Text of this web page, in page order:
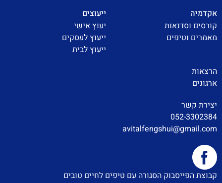
אקדמיה
קורסים וסדנאות
מאמרים וטיפים
ייעוצים
יעוץ אישי
ייעוץ לעסקים
ייעוץ לבית
הרצאות
ארגונים
יצירת קשר
052-3302384
avitalfengshui@gmail.com
קבוצת הפייסבוק הסגורה עם טיפים לחיים טובים